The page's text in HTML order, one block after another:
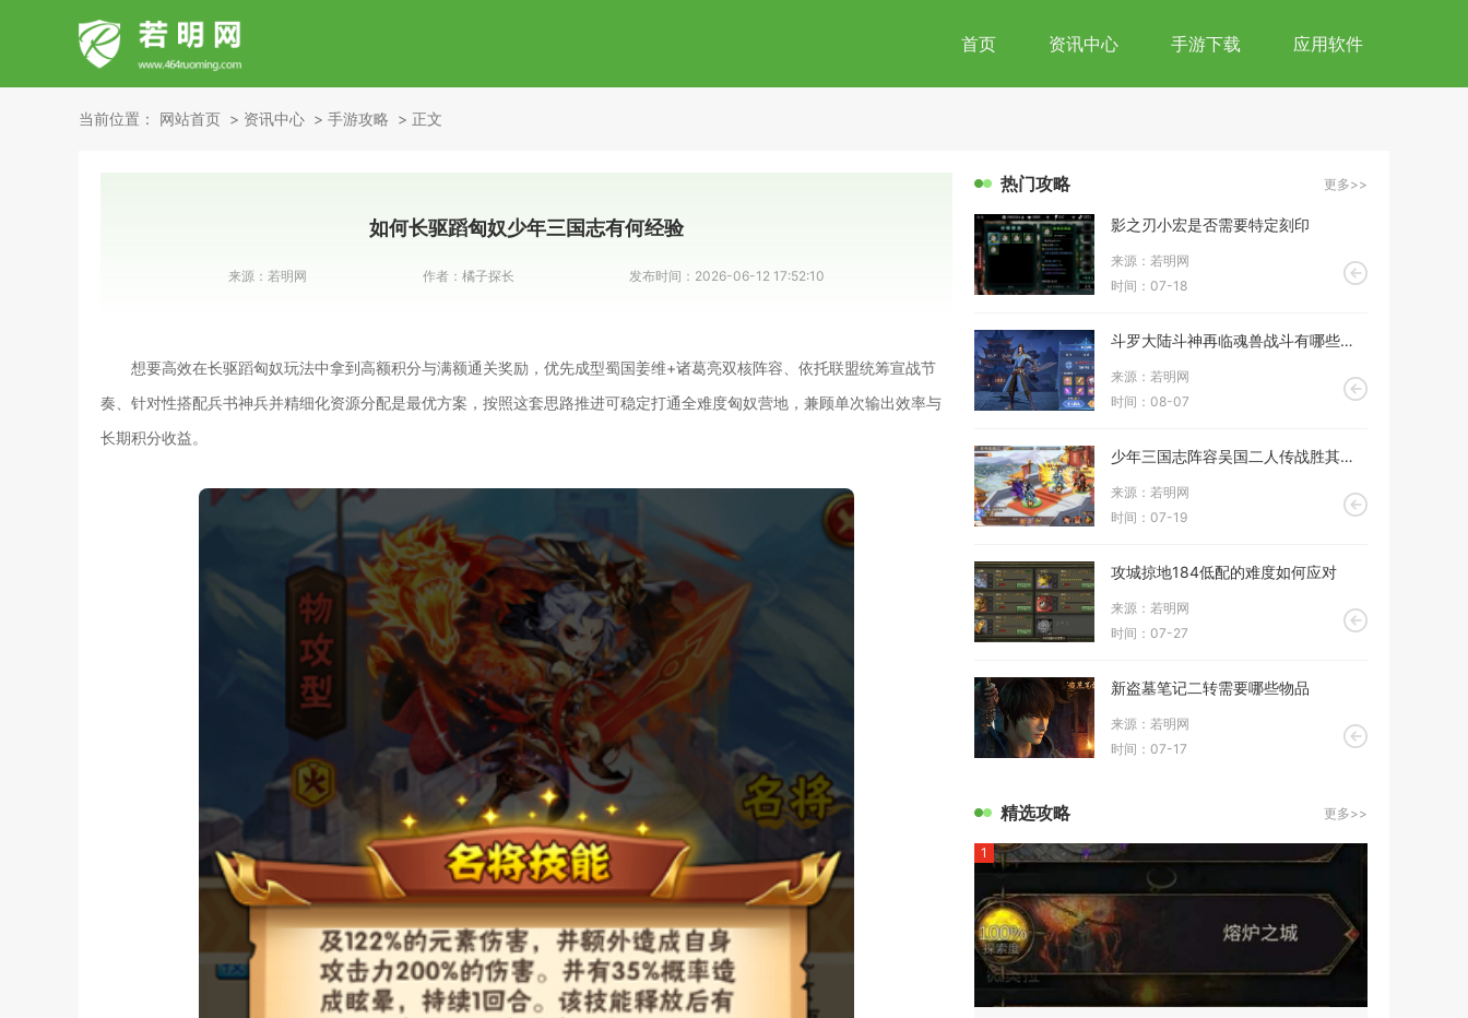
首页 资讯中心 手游下载 应用软件
当前位置： 网站首页 资讯中心 手游攻略 正文
如何长驱蹈匈奴少年三国志有何经验
来源： 若明网 作者： 橘子探长 发布时间： 2026-06-12 17:52:10
想要高效在长驱蹈匈奴玩法中拿到高额积分与满额通关奖励，优先成型蜀国姜维+诸葛亮双核阵容、依托联盟统筹宣战节
奏、针对性搭配兵书神兵并精细化资源分配是最优方案，按照这套思路推进可稳定打通全难度匈奴营地，兼顾单次输出效率与
长期积分收益。
热门攻略 更多>>
影之刃小宏是否需要特定刻印
来源：若明网
时间：07-18
斗罗大陆斗神再临魂兽战斗有哪些技巧
来源：若明网
时间：08-07
少年三国志阵容吴国二人传战胜其他阵容的机会有多大
来源：若明网
时间：07-19
攻城掠地184低配的难度如何应对
来源：若明网
时间：07-27
新盗墓笔记二转需要哪些物品
来源：若明网
时间：07-17
精选攻略 更多>>
1